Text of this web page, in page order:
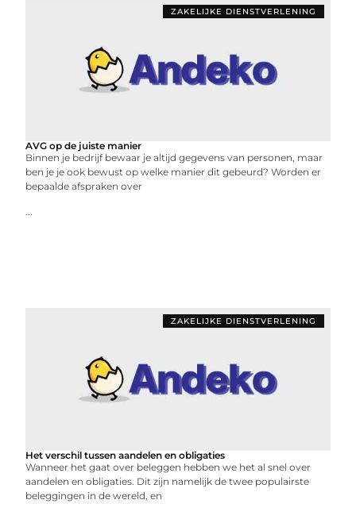
ZAKELIJKE DIENSTVERLENING
AVG op de juiste manier
Binnen je bedrijf bewaar je altijd gegevens van personen, maar
ben je je ook bewust op welke manier dit gebeurd? Worden er
bepaalde afspraken over
...
ZAKELIJKE DIENSTVERLENING
Het verschil tussen aandelen en obligaties
Wanneer het gaat over beleggen hebben we het al snel over
aandelen en obligaties. Dit zijn namelijk de twee populairste
beleggingen in de wereld, en